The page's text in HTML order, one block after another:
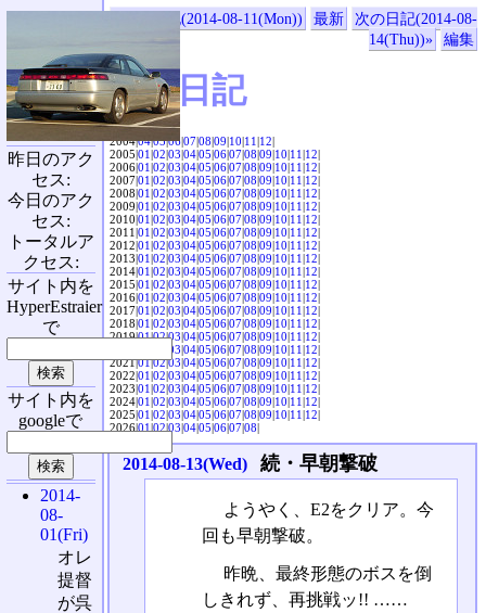
«前の日記(2014-08-11(Mon)) 最新
次の日記(2014-08-
14(Thu))»
編集
SVX日記
2004|04|05|06|07|08|09|10|11|12|
2005|01|02|03|04|05|06|07|08|09|10|11|12|
2006|01|02|03|04|05|06|07|08|09|10|11|12|
2007|01|02|03|04|05|06|07|08|09|10|11|12|
2008|01|02|03|04|05|06|07|08|09|10|11|12|
2009|01|02|03|04|05|06|07|08|09|10|11|12|
2010|01|02|03|04|05|06|07|08|09|10|11|12|
2011|01|02|03|04|05|06|07|08|09|10|11|12|
2012|01|02|03|04|05|06|07|08|09|10|11|12|
2013|01|02|03|04|05|06|07|08|09|10|11|12|
2014|01|02|03|04|05|06|07|08|09|10|11|12|
2015|01|02|03|04|05|06|07|08|09|10|11|12|
2016|01|02|03|04|05|06|07|08|09|10|11|12|
2017|01|02|03|04|05|06|07|08|09|10|11|12|
2018|01|02|03|04|05|06|07|08|09|10|11|12|
2019|01|02|03|04|05|06|07|08|09|10|11|12|
03|04|05|06|07|08|09|10|11|12|
2021|01|02|03|04|05|06|07|08|09|10|11|12|
2022|01|02|03|04|05|06|07|08|09|10|11|12|
2023|01|02|03|04|05|06|07|08|09|10|11|12|
2024|01|02|03|04|05|06|07|08|09|10|11|12|
2025|01|02|03|04|05|06|07|08|09|10|11|12|
2026|01|02|03|04|05|06|07|08|
2014-08-13(Wed) 続・早朝撃破
ようやく、E2をクリア。今
回も早朝撃破。
昨晩、最終形態のボスを倒
しきれず、再挑戦ッ!! ……
昨日のアク
セス:
今日のアク
セス:
トータルア
クセス:
サイト内を
HyperEstraier
で
サイト内を
googleで
2014-
08-
01(Fri)
オレ
提督
が呉